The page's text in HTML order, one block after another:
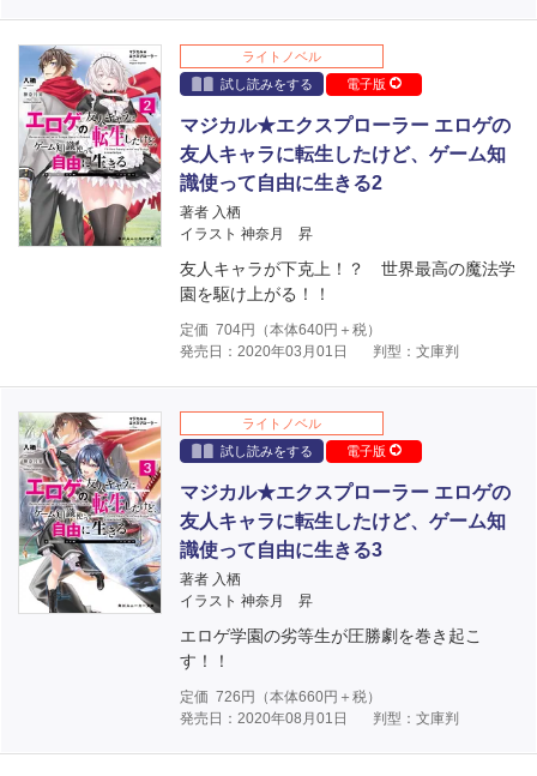
ライトノベル
試し読みをする
電子版
マジカル★エクスプローラー エロゲの
友人キャラに転生したけど、ゲーム知
識使って自由に生きる2
著者 入栖
イラスト 神奈月 昇
友人キャラが下克上！？ 世界最高の魔法学
園を駆け上がる！！
定価 704円（本体640円＋税）
発売日：2020年03月01日
判型：文庫判
ライトノベル
試し読みをする
電子版
マジカル★エクスプローラー エロゲの
友人キャラに転生したけど、ゲーム知
識使って自由に生きる3
著者 入栖
イラスト 神奈月 昇
エロゲ学園の劣等生が圧勝劇を巻き起こ
す！！
定価 726 円（本体660円＋税）
発売日：2020年08月01日
判型：文庫判